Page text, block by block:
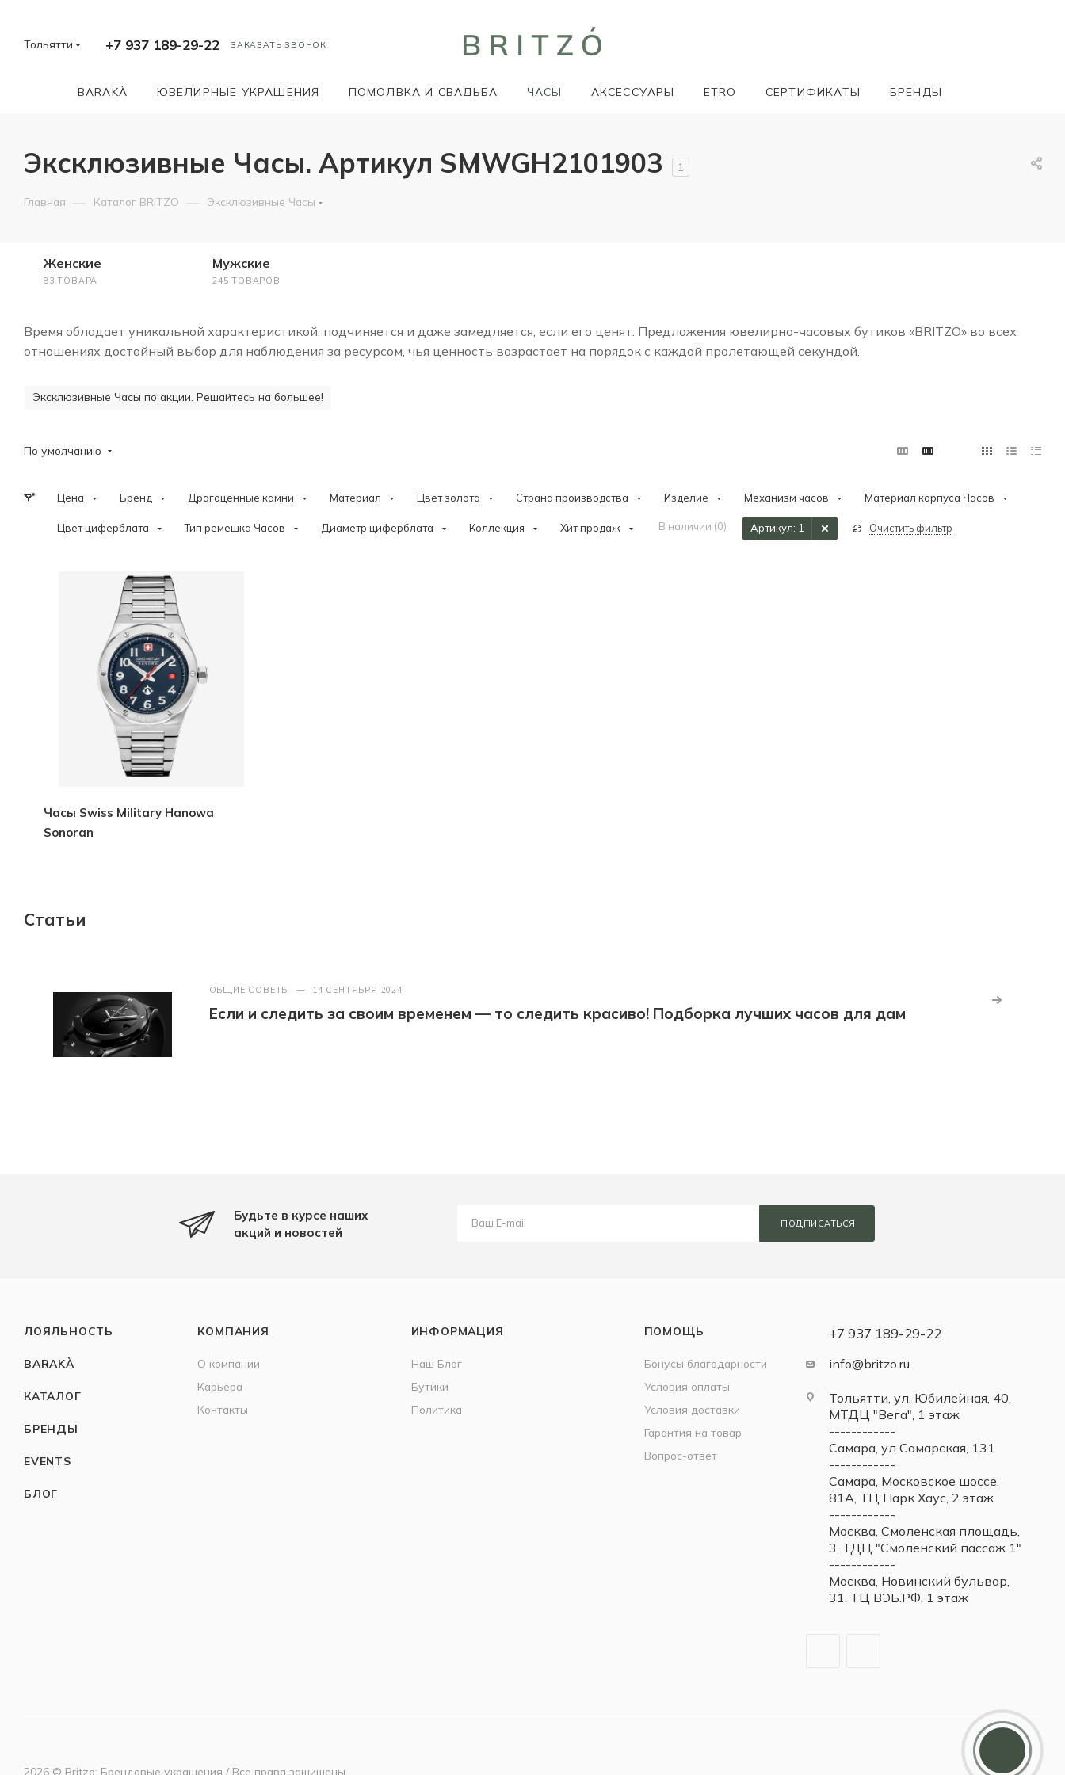
Тольятти +7 937 189-29-22 ЗАКАЗАТЬ ЗВОНОК
BARAKÀ ЮВЕЛИРНЫЕ УКРАШЕНИЯ ПОМОЛВКА И СВАДЬБА ЧАСЫ АКСЕССУАРЫ ETRO СЕРТИФИКАТЫ БРЕНДЫ
Эксклюзивные Часы. Артикул SMWGH2101903 1
Главная — Каталог BRITZO — Эксклюзивные Часы
Женские
83 ТОВАРА
Мужские
245 ТОВАРОВ
Время обладает уникальной характеристикой: подчиняется и даже замедляется, если его ценят. Предложения ювелирно-часовых бутиков «BRITZO» во всех
отношениях достойный выбор для наблюдения за ресурсом, чья ценность возрастает на порядок с каждой пролетающей секундой.
Эксклюзивные Часы по акции. Решайтесь на большее!
По умолчанию
Цена Бренд Драгоценные камни Материал Цвет золота Страна производства Изделие Механизм часов Материал корпуса Часов
Цвет циферблата Тип ремешка Часов Диаметр циферблата Коллекция Хит продаж В наличии (0) Артикул: 1 Очистить фильтр
Часы Swiss Military Hanowa
Sonoran
Статьи
ОБЩИЕ СОВЕТЫ — 14 СЕНТЯБРЯ 2024
Если и следить за своим временем — то следить красиво! Подборка лучших часов для дам
Будьте в курсе наших
акций и новостей
ПОДПИСАТЬСЯ
ЛОЯЛЬНОСТЬ
BARAKÀ
КАТАЛОГ
БРЕНДЫ
EVENTS
БЛОГ
КОМПАНИЯ
О компании
Карьера
Контакты
ИНФОРМАЦИЯ
Наш Блог
Бутики
Политика
ПОМОЩЬ
Бонусы благодарности
Условия оплаты
Условия доставки
Гарантия на товар
Вопрос-ответ
+7 937 189-29-22
info@britzo.ru
Тольятти, ул. Юбилейная, 40,
МТДЦ "Вега", 1 этаж
------------
Самара, ул Самарская, 131
------------
Самара, Московское шоссе,
81А, ТЦ Парк Хаус, 2 этаж
------------
Москва, Смоленская площадь,
3, ТДЦ "Смоленский пассаж 1"
------------
Москва, Новинский бульвар,
31, ТЦ ВЭБ.РФ, 1 этаж
2026 © Britzo: Брендовые украшения / Все права защищены